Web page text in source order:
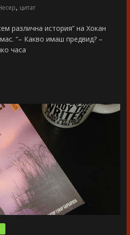
, цитат
различна история” на Хокан
“– Какво имаш предвид? –
часа